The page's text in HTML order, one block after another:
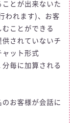
ことが出来ないた
われます)、お客
ことができる
供されていないチ
ャット形式
毎に加算される
お客様が会話に